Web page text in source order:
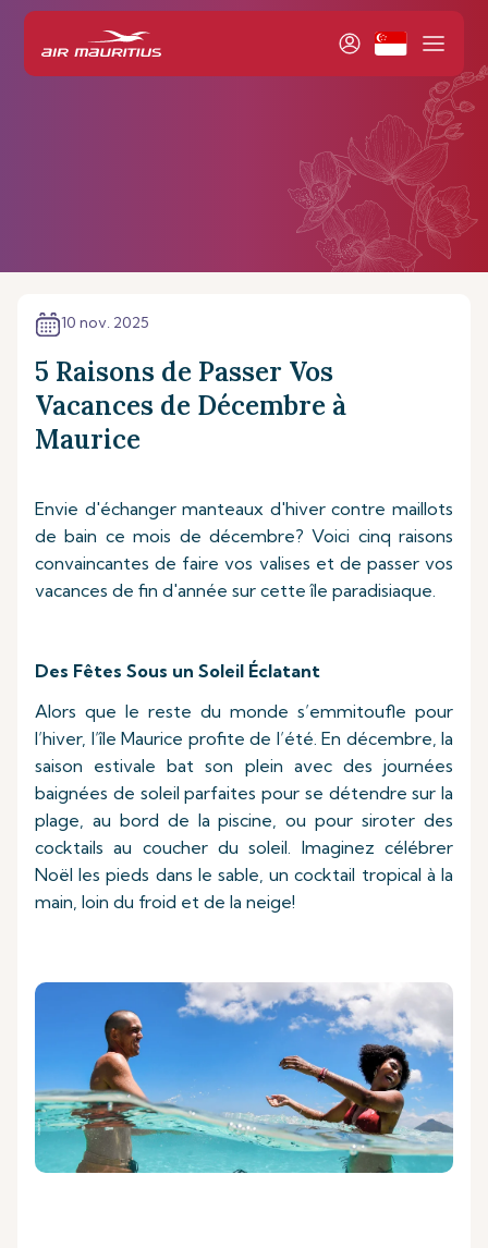
10 nov. 2025
5 Raisons de Passer Vos
Vacances de Décembre à
Maurice
Envie d'échanger manteaux d'hiver contre maillots
de bain ce mois de décembre? Voici cinq raisons
convaincantes de faire vos valises et de passer vos
vacances de fin d'année sur cette île paradisiaque.
Des Fêtes Sous un Soleil Éclatant
Alors que le reste du monde s’emmitoufle pour
l’hiver, l’île Maurice profite de l’été. En décembre, la
saison estivale bat son plein avec des journées
baignées de soleil parfaites pour se détendre sur la
plage, au bord de la piscine, ou pour siroter des
cocktails au coucher du soleil. Imaginez célébrer
Noël les pieds dans le sable, un cocktail tropical à la
main, loin du froid et de la neige!